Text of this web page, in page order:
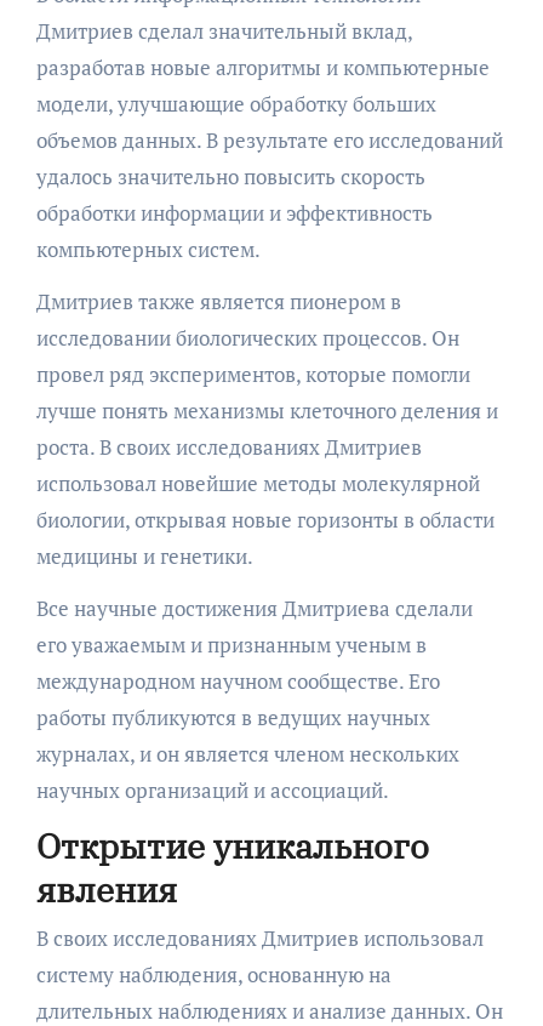
Дмитриев сделал значительный вклад,
разработав новые алгоритмы и компьютерные
модели, улучшающие обработку больших
объемов данных. В результате его исследований
удалось значительно повысить скорость
обработки информации и эффективность
компьютерных систем.
Дмитриев также является пионером в
исследовании биологических процессов. Он
провел ряд экспериментов, которые помогли
лучше понять механизмы клеточного деления и
роста. В своих исследованиях Дмитриев
использовал новейшие методы молекулярной
биологии, открывая новые горизонты в области
медицины и генетики.
Все научные достижения Дмитриева сделали
его уважаемым и признанным ученым в
международном научном сообществе. Его
работы публикуются в ведущих научных
журналах, и он является членом нескольких
научных организаций и ассоциаций.
Открытие уникального
явления
В своих исследованиях Дмитриев использовал
систему наблюдения, основанную на
длительных наблюдениях и анализе данных. Он